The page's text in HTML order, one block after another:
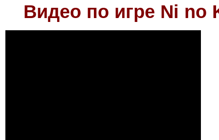
Видео по игре Ni no